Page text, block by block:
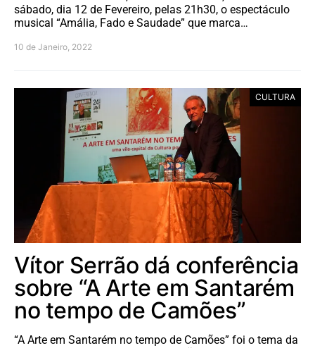
sábado, dia 12 de Fevereiro, pelas 21h30, o espectáculo
musical “Amália, Fado e Saudade” que marca…
10 de Janeiro, 2022
CULTURA
Vítor Serrão dá conferência
sobre “A Arte em Santarém
no tempo de Camões”
“A Arte em Santarém no tempo de Camões” foi o tema da